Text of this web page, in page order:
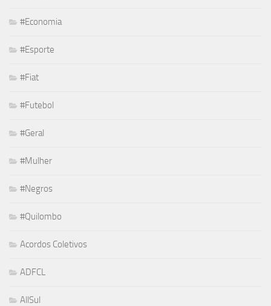
#Economia
#Esporte
#Fiat
#Futebol
#Geral
#Mulher
#Negros
#Quilombo
Acordos Coletivos
ADFCL
AllSul